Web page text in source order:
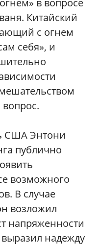
в вопросе
Китайский
с огнем
себя», и
США Энтони
публично
возможного
В случае
возложил
напряженности
надежду